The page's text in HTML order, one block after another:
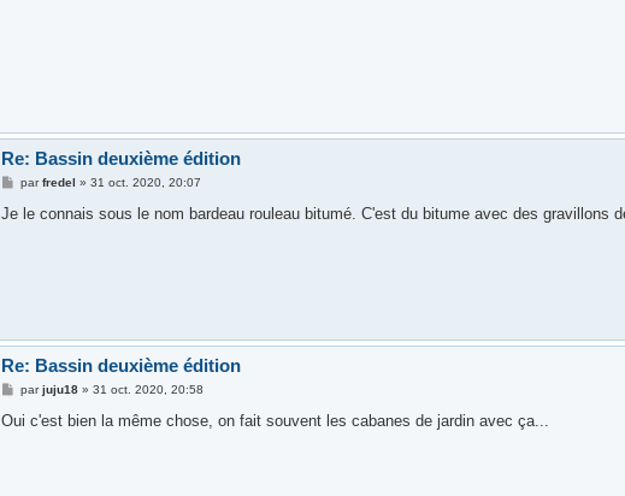
Re: Bassin deuxième édition
M
s
parfredel »31 oct. 2020, 20:07
Je le connais sous le nom bardeau rouleau bitumé. C'est du bitume avec des gravillons
Re: Bassin deuxième édition
M
s
parjuju18 »31 oct. 2020, 20:58
Oui c'est bien la même chose, on fait souvent les cabanes de jardin avec ça...